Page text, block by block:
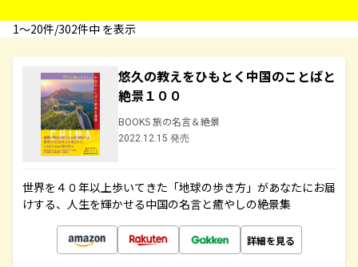
1〜20件/302件中 を表示
悠久の教えをひもとく中国のことばと
絶景１００
BOOKS 旅の名言＆絶景
2022.12.15 発売
世界を４０年以上歩いてきた「地球の歩き方」があなたにお届
けする、人生を輝かせる中国の名言と癒やしの絶景集
詳細を見る